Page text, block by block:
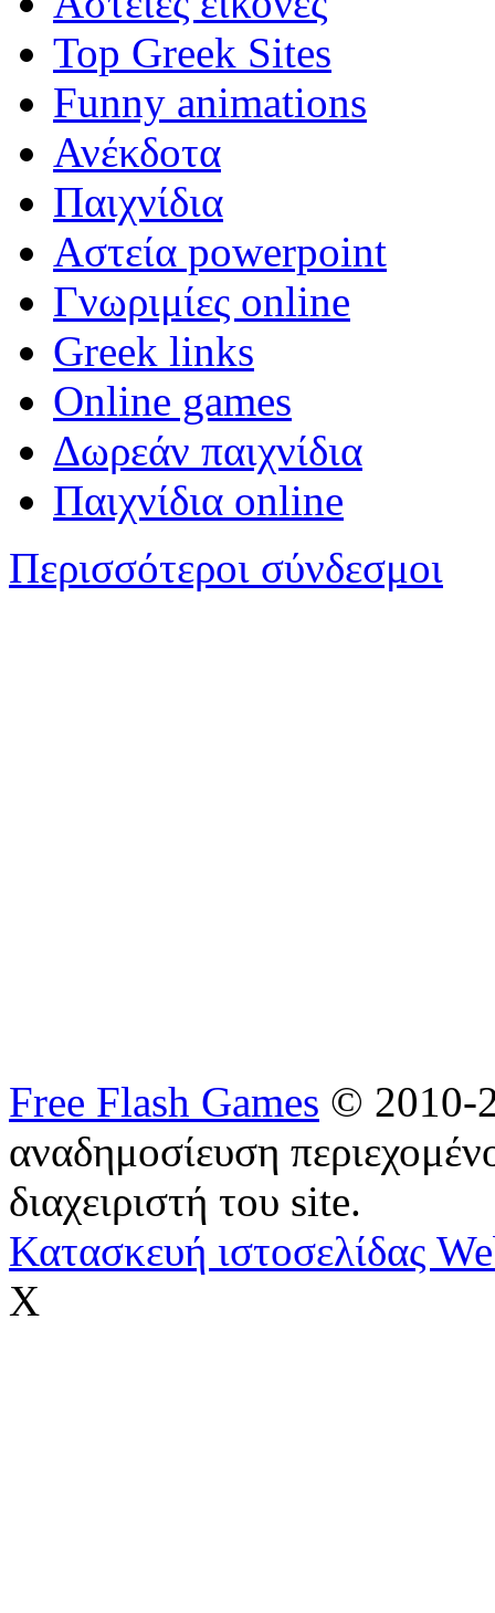
Top Greek Sites
Funny animations
Ανέκδοτα
Παιχνίδια
Αστεία powerpoint
Γνωριμίες online
Greek links
Online games
Δωρεάν παιχνίδια
Παιχνίδια online
Περισσότεροι σύνδεσμοι
Free Flash Games © 2010-
αναδημοσίευση
διαχειριστή του site.
Κατασκευή ιστοσελίδας
X